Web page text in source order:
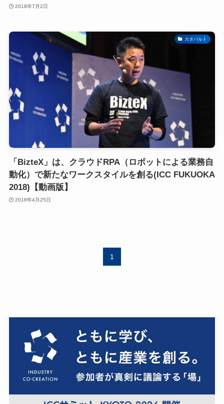
2018年7月2日
カタパルト
「BizteX」は、クラウドRPA（ロボットによる業務自
動化）で新たなワークスタイルを創る(ICC FUKUOKA
2018)【動画版】
2018年4月25日
1